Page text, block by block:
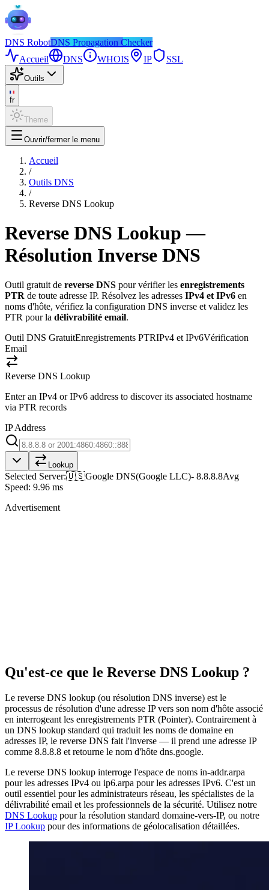
DNS RobotDNS Propagation Checker
Accueil
DNS WHOIS IP SSL
Outils
fr
Theme
Ouvrir/fermer le menu
Accueil
/
Outils DNS
/
Reverse DNS Lookup
Reverse DNS Lookup —
Résolution Inverse DNS
Outil gratuit de reverse DNS pour vérifier les enregistrements
PTR de toute adresse IP. Résolvez les adresses IPv4 et IPv6 en
noms d'hôte, vérifiez la configuration DNS inverse et validez les
PTR pour la délivrabilité email.
Outil DNS GratuitEnregistrements PTRIPv4 et IPv6Vérification
Email
Reverse DNS Lookup
Enter an IPv4 or IPv6 address to discover its associated hostname
via PTR records
IP Address
Lookup
Selected Server:🇺🇸Google DNS(Google LLC)- 8.8.8.8Avg
Speed: 9.96 ms
Advertisement
Qu'est-ce que le Reverse DNS Lookup ?
Le reverse DNS lookup (ou résolution DNS inverse) est le
processus de résolution d'une adresse IP vers son nom d'hôte associé
en interrogeant les enregistrements PTR (Pointer). Contrairement à
un DNS lookup standard qui traduit les noms de domaine en
adresses IP, le reverse DNS fait l'inverse — il prend une adresse IP
comme 8.8.8.8 et retourne le nom d'hôte dns.google.
Le reverse DNS lookup interroge l'espace de noms in-addr.arpa
pour les adresses IPv4 ou ip6.arpa pour les adresses IPv6. C'est un
outil essentiel pour les administrateurs réseau, les spécialistes de la
délivrabilité email et les professionnels de la sécurité. Utilisez notre
DNS Lookup pour la résolution standard domaine-vers-IP, ou notre
IP Lookup pour des informations de géolocalisation détaillées.